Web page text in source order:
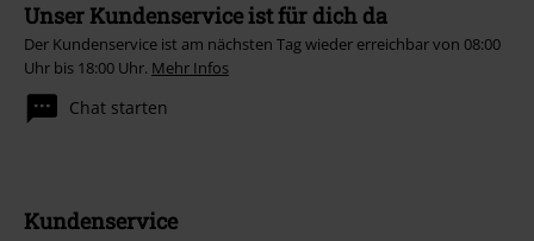
Unser Kundenservice ist für dich da
Der Kundenservice ist am nächsten Tag wieder erreichbar von 08:00
Uhr bis 18:00 Uhr. Mehr Infos
Chat starten
Kundenservice